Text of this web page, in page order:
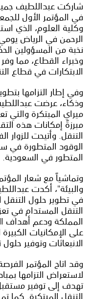
شاركت عبداللطيف
في المؤتمر الأول
وكلية العلوم، الذي
نخبة من المسؤولين
وخبراء القطاع، مما
الابتكارات في قطاع
وفي إطار التزامها
وذكاء، عرضت
مبرزةً إمكانات هذه
التنقل. وأتيحت للزوار
الوقود المتطورة في
المتطور في السعودية.
وتماشياً مع شعار
والبيئة"، أكدت
في تطوير حلول التنقل
التنقل المستدام في
على الإمكانيات
الانبعاثات وتوفير
وقد اتاح المؤتمر
تهدف إلى توفير
التنقل المبتكرة. كما